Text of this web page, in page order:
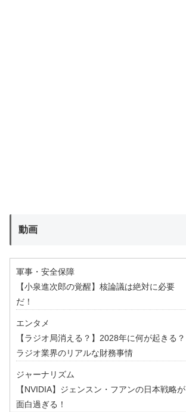
動画
軍事・安全保障
【小泉進次郎の覚醒】核論議は絶対に必要
だ！
エンタメ
【ラジオ局消える？】2028年に何が起きる？
ラジオ業界のリアルな財務事情
ジャーナリズム
【NVIDIA】ジェンスン・フアンの日本戦略が
面白過ぎる！